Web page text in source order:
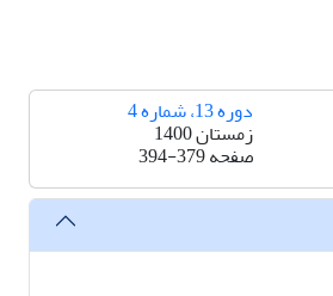
دوره 13، شماره 4
زمستان 1400
صفحه394-379